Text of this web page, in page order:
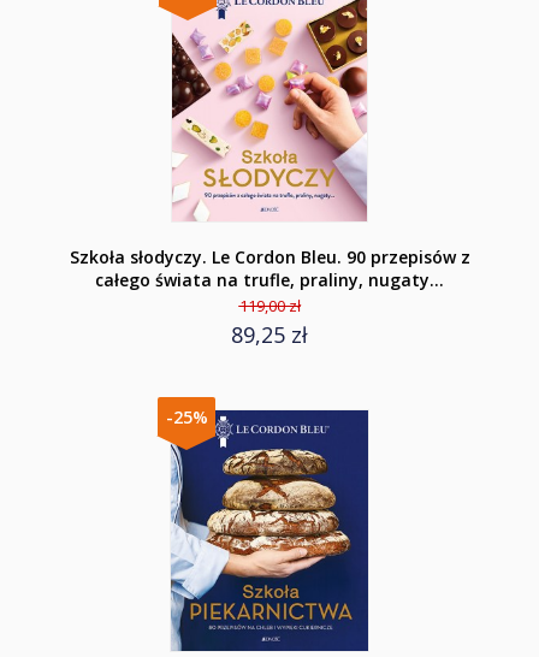
Szkoła słodyczy. Le Cordon Bleu. 90 przepisów z
całego świata na trufle, praliny, nugaty…
119,00 zł
89,25 zł
-25%